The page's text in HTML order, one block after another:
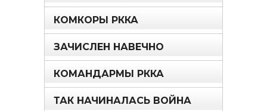
КОМКОРЫ РККА
ЗАЧИСЛЕН НАВЕЧНО
КОМАНДАРМЫ РККА
ТАК НАЧИНАЛАСЬ ВОЙНА